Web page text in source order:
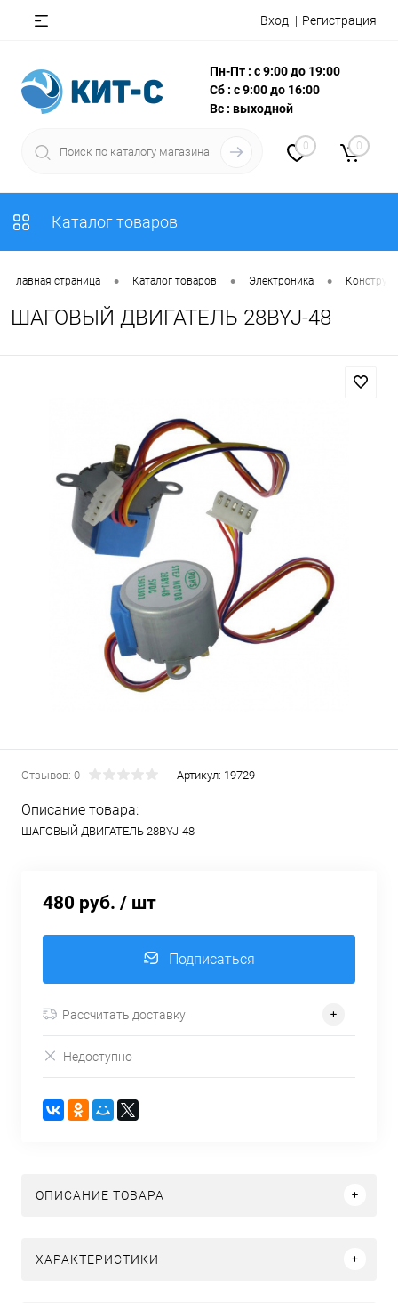
Вход Регистрация
Пн-Пт : с 9:00 до 19:00
Сб : с 9:00 до 16:00
Вс : выходной
0 0
Каталог товаров
Главная страница • Каталог товаров • Электроника •
ШАГОВЫЙ ДВИГАТЕЛЬ 28BYJ-48
Отзывов: 0 Артикул: 19729
Описание товара:
ШАГОВЫЙ ДВИГАТЕЛЬ 28BYJ-48
480 руб. / шт
Подписаться
Рассчитать доставку
Недоступно
ОПИСАНИЕ ТОВАРА
ХАРАКТЕРИСТИКИ